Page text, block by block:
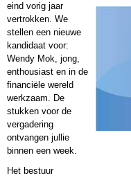
eind vorig jaar
vertrokken. We
stellen een nieuwe
kandidaat voor:
Wendy Mok, jong,
enthousiast en in de
financiële wereld
werkzaam. De
stukken voor de
vergadering
ontvangen jullie
binnen een week.
Het bestuur